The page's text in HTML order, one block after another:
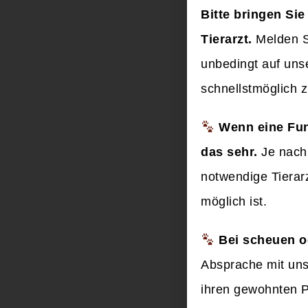
Bitte bringen
Tierarzt. Melden
unbedingt auf
schnellstmöglich
Wenn eine
das sehr. Je
notwendige
möglich ist.
Bei scheuen
Absprache mit
ihren gewohnten